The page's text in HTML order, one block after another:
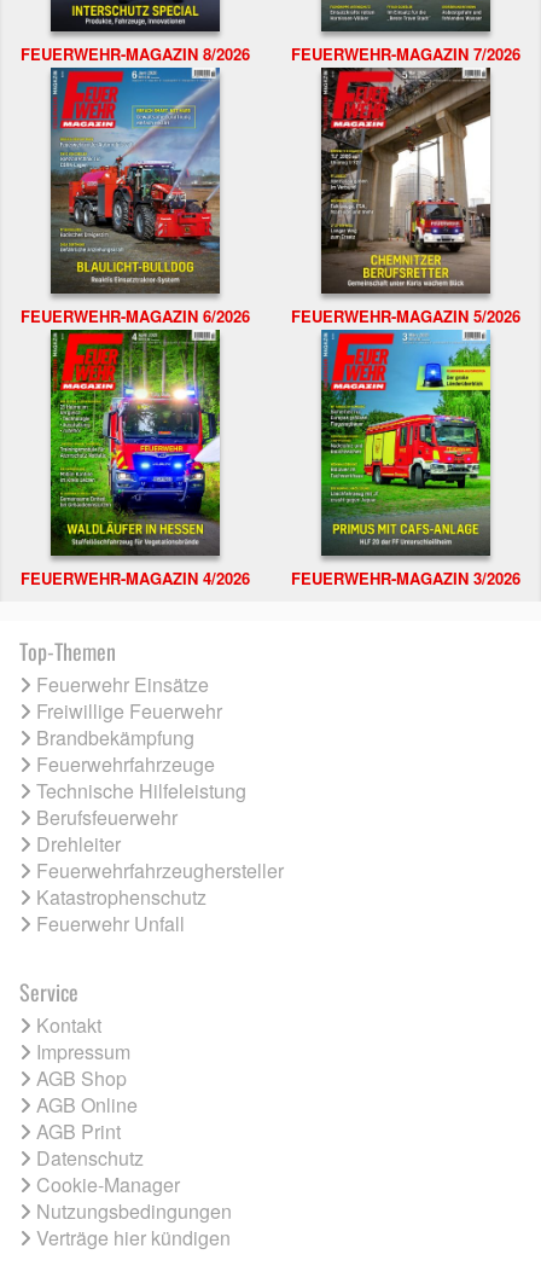
FEUERWEHR-MAGAZIN 8/2026 FEUERWEHR-MAGAZIN 7/2026
FEUERWEHR-MAGAZIN 6/2026 FEUERWEHR-MAGAZIN 5/2026
FEUERWEHR-MAGAZIN 4/2026 FEUERWEHR-MAGAZIN 3/2026
Top-Themen
Feuerwehr Einsätze
Freiwillige Feuerwehr
Brandbekämpfung
Feuerwehrfahrzeuge
Technische Hilfeleistung
Berufsfeuerwehr
Drehleiter
Feuerwehrfahrzeughersteller
Katastrophenschutz
Feuerwehr Unfall
Service
Kontakt
Impressum
AGB Shop
AGB Online
AGB Print
Datenschutz
Cookie-Manager
Nutzungsbedingungen
Verträge hier kündigen